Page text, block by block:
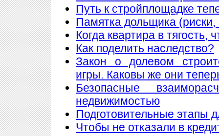
Путь к стройплощадке
Памятка дольщика (риски,
Когда квартира в тягость,
Как поделить наследство?
Закон о долевом
игры. Каковы же они
Безопасные
недвижимостью
Подготовительные этапы
Чтобы не отказали в